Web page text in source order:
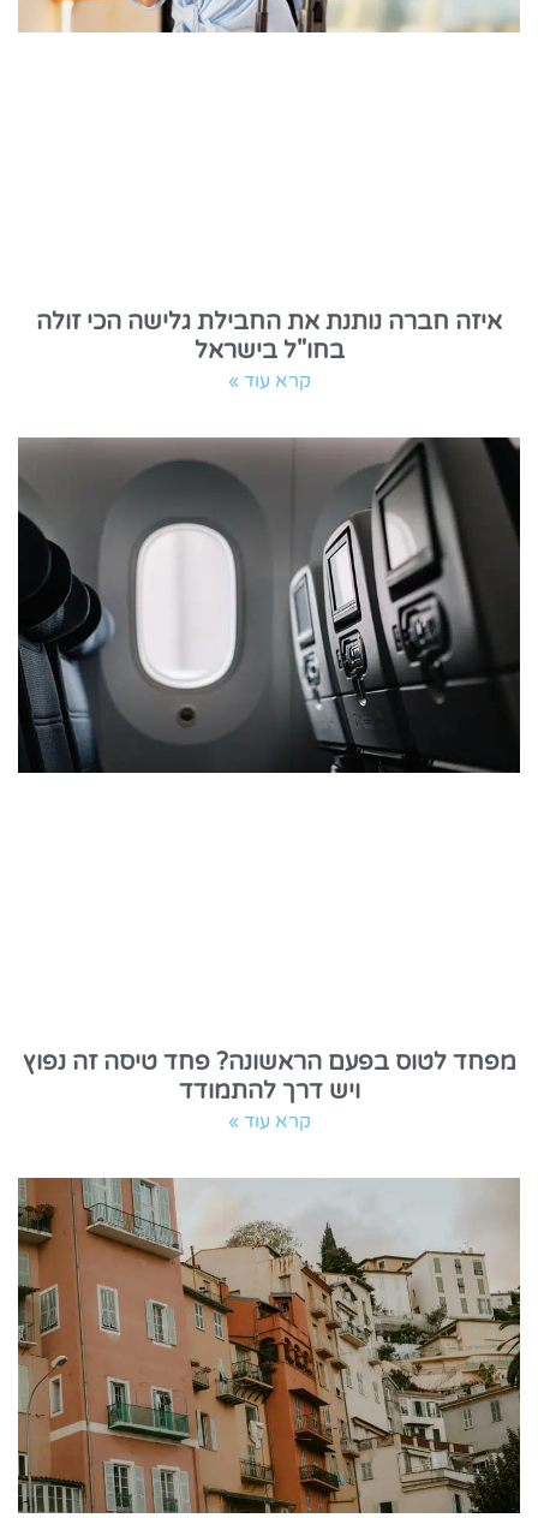
איזה חברה נותנת את החבילת גלישה הכי זולה
בחו"ל בישראל
קרא עוד »
מפחד לטוס בפעם הראשונה? פחד טיסה זה נפוץ
ויש דרך להתמודד
קרא עוד »